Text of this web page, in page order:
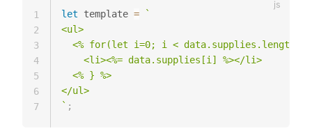
let template =
`
<ul>
<% for(let i=0; i < data.supplies.length;
    <li><%= data.supplies[i] %></li>
  <% } %>
` ;
1
2
3
4
5
6
7